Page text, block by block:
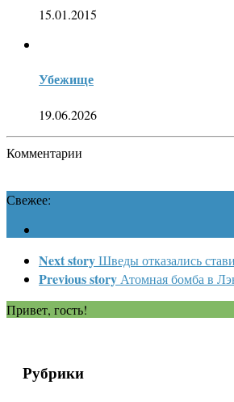
15.01.2015
Убежище
19.06.2026
Комментарии
Свежее:
Next storyШведы отказались
Previous story Атомная бомба в
Привет, гость!
Рубрики